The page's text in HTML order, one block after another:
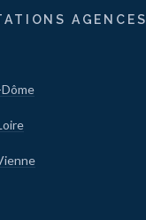
AGENCES